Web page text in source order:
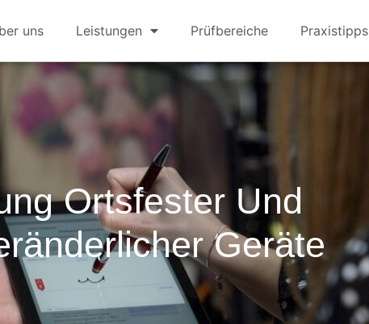
uns Leistungen Prüfbereiche Praxistipps
Ortsfester Und
Geräte